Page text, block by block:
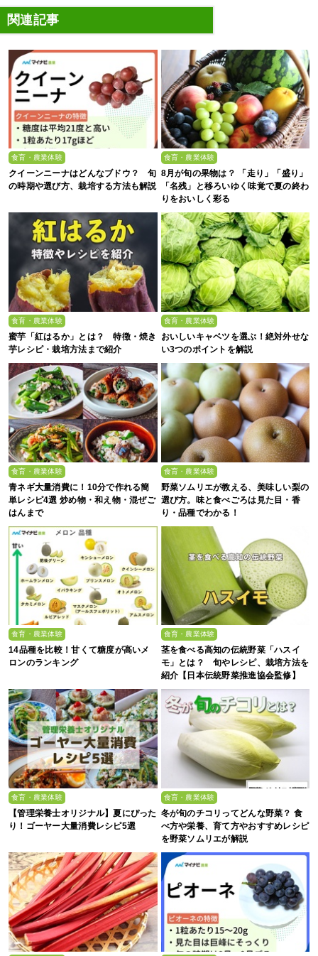
関連記事
食育・農業体験
クイーンニーナはどんなブドウ？ 旬
の時期や選び方、栽培する方法も解説
食育・農業体験
8月が旬の果物は？ 「走り」「盛り」
「名残」と移ろいゆく味覚で夏の終わ
りをおいしく彩る
食育・農業体験
蜜芋「紅はるか」とは？ 特徴・焼き
芋レシピ・栽培方法まで紹介
食育・農業体験
おいしいキャベツを選ぶ！絶対外せな
い3つのポイントを解説
食育・農業体験
青ネギ大量消費に！10分で作れる簡
単レシピ4選 炒め物・和え物・混ぜご
はんまで
食育・農業体験
野菜ソムリエが教える、美味しい梨の
選び方。味と食べごろは見た目・香
り・品種でわかる！
食育・農業体験
14品種を比較！甘くて糖度が高いメ
ロンのランキング
食育・農業体験
茎を食べる高知の伝統野菜「ハスイ
モ」とは？ 旬やレシピ、栽培方法を
紹介【日本伝統野菜推進協会監修】
食育・農業体験
【管理栄養士オリジナル】夏にぴった
り！ゴーヤー大量消費レシピ5選
食育・農業体験
冬が旬のチコリってどんな野菜？ 食
べ方や栄養、育て方やおすすめレシピ
を野菜ソムリエが解説